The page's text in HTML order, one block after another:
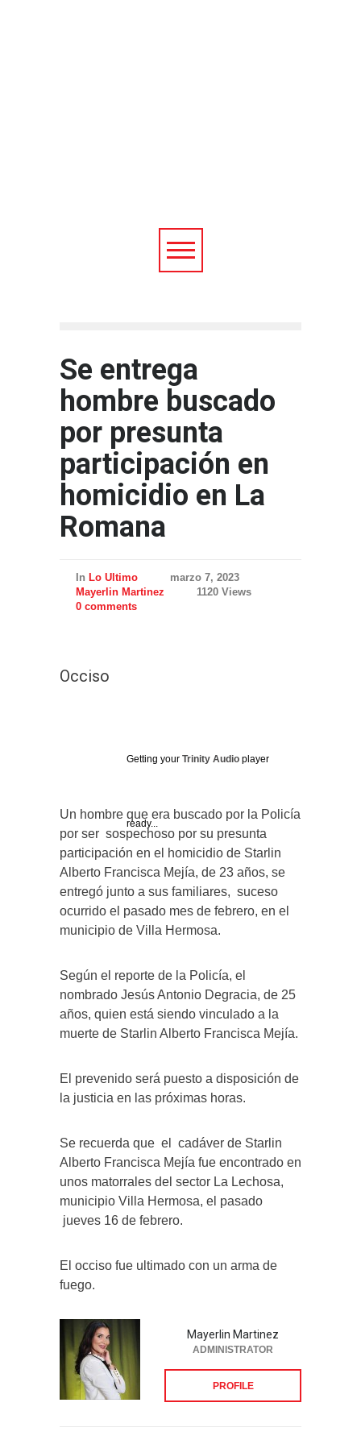
Se entrega
hombre buscado
por presunta
participación en
homicidio en La
Romana
In Lo Ultimo
marzo 7, 2023
Mayerlin Martinez
1120 Views
0 comments
Occiso
Getting your Trinity Audio player
ready...
Un hombre que era buscado por la Policía
por ser sospechoso por su presunta
participación en el homicidio de Starlin
Alberto Francisca Mejía, de 23 años, se
entregó junto a sus familiares, suceso
ocurrido el pasado mes de febrero, en el
municipio de Villa Hermosa.
Según el reporte de la Policía, el
nombrado Jesús Antonio Degracia, de 25
años, quien está siendo vinculado a la
muerte de Starlin Alberto Francisca Mejía.
El prevenido será puesto a disposición de
la justicia en las próximas horas.
Se recuerda que el cadáver de Starlin
Alberto Francisca Mejía fue encontrado en
unos matorrales del sector La Lechosa,
municipio Villa Hermosa, el pasado
jueves 16 de febrero.
El occiso fue ultimado con un arma de
fuego.
Mayerlin Martinez
ADMINISTRATOR
PROFILE